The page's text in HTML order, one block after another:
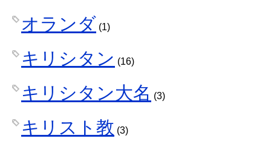
オランダ (1)
キリシタン (16)
キリシタン大名 (3)
キリスト教 (3)